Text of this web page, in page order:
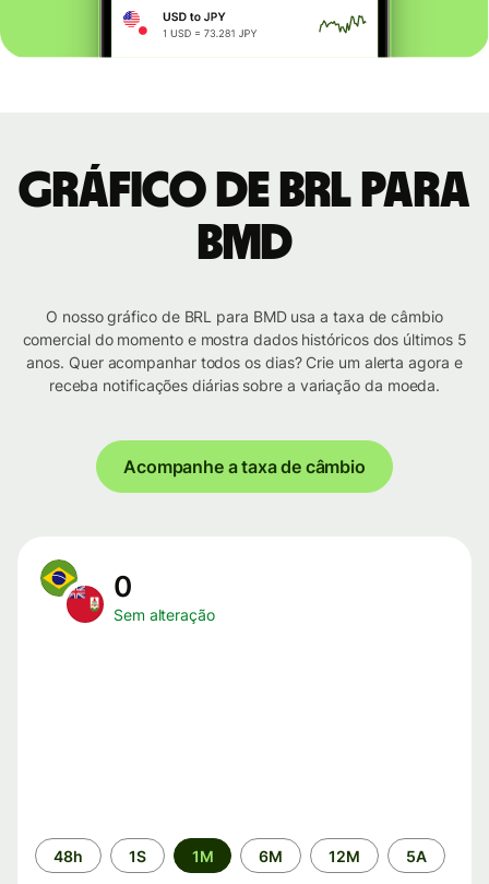
Gráfico de BRL para
BMD
O nosso gráfico de BRL para BMD usa a taxa de câmbio
comercial do momento e mostra dados históricos dos últimos 5
anos. Quer acompanhar todos os dias? Crie um alerta agora e
receba notificações diárias sobre a variação da moeda.
Acompanhe a taxa de câmbio
0
Sem alteração
Período
de
48h 1S 1M 6M 12M 5A